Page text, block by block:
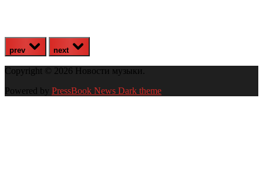
prev next
Copyright © 2026 Новости музыки.
Powered by PressBook News Dark theme